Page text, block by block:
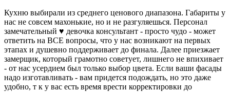
Кухню выбирали из среднего ценового диапазона. Габариты у
нас не совсем махонькие, но и не разгуляешься. Персонал
замечательный ♥️ девочка консультант - просто чудо - может
ответить на ВСЕ вопросы, что у нас возникают на первых
этапах и душевно поддерживает до финала. Далее приезжает
замерщик, который грамотно советует, лишнего не впихивает
- от нас усердием был только выбор цвета. Если ваши фасады
надо изготавливать - вам придется подождать, но это даже
удобно, т к у вас есть время врести корректировки до